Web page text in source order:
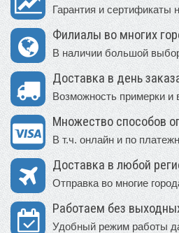
Гарантия и сертификаты
Филиалы во многих
В наличии большой
Доставка в день
Возможность примерки и
Множество способов
В т.ч. онлайн и по
Доставка в любой
Отправка во многие
Работаем без
Удобный режим работы